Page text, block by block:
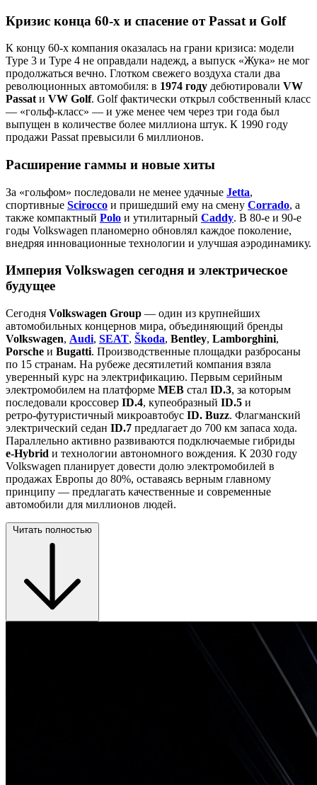
Кризис конца 60‑х и спасение от Passat и Golf
К концу 60‑х компания оказалась на грани кризиса: модели
Type 3 и Type 4 не оправдали надежд, а выпуск «Жука» не мог
продолжаться вечно. Глотком свежего воздуха стали два
революционных автомобиля: в 1974 году дебютировали VW
Passat и VW Golf. Golf фактически открыл собственный класс
— «гольф‑класс» — и уже менее чем через три года был
выпущен в количестве более миллиона штук. К 1990 году
продажи Passat превысили 6 миллионов.
Расширение гаммы и новые хиты
За «гольфом» последовали не менее удачные Jetta,
спортивные Scirocco и пришедший ему на смену Corrado, а
также компактный Polo и утилитарный Caddy. В 80‑е и 90‑е
годы Volkswagen планомерно обновлял каждое поколение,
внедряя инновационные технологии и улучшая аэродинамику.
Империя Volkswagen сегодня и электрическое
будущее
Сегодня Volkswagen Group — один из крупнейших
автомобильных концернов мира, объединяющий бренды
Volkswagen, Audi, SEAT, Škoda, Bentley, Lamborghini,
Porsche и Bugatti. Производственные площадки разбросаны
по 15 странам. На рубеже десятилетий компания взяла
уверенный курс на электрификацию. Первым серийным
электромобилем на платформе MEB стал ID.3, за которым
последовали кроссовер ID.4, купеобразный ID.5 и
ретро‑футуристичный микроавтобус ID. Buzz. Флагманский
электрический седан ID.7 предлагает до 700 км запаса хода.
Параллельно активно развиваются подключаемые гибриды
e‑Hybrid и технологии автономного вождения. К 2030 году
Volkswagen планирует довести долю электромобилей в
продажах Европы до 80%, оставаясь верным главному
принципу — предлагать качественные и современные
автомобили для миллионов людей.
Читать полностью